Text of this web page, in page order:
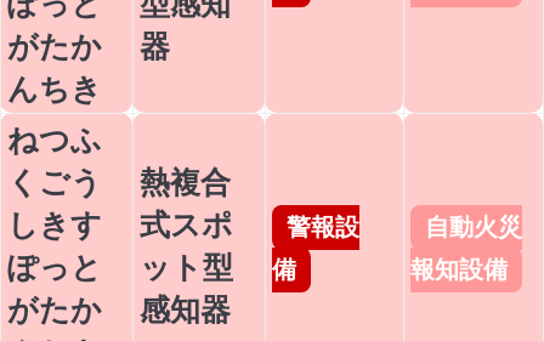
がたか
んちき
器
ねつふ
くごう
しきす
ぽっと
がたか
熱複合
式スポ
ット型
感知器
警報設
備
自動火災
報知設備